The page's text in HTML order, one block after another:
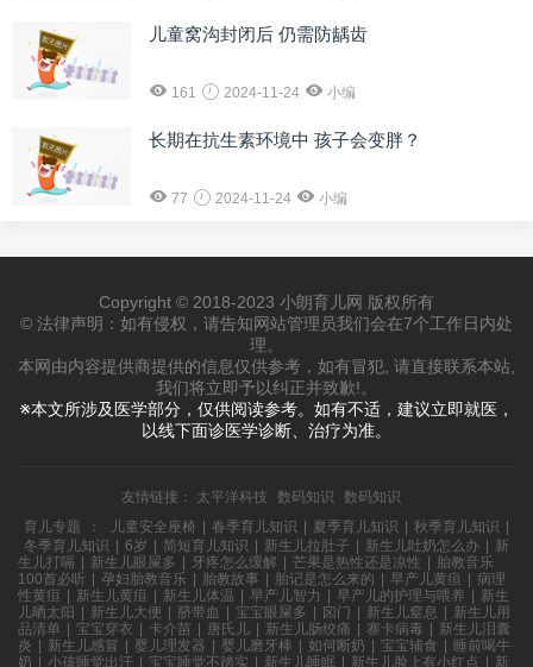
儿童窝沟封闭后 仍需防龋齿
161 2024-11-24 小编
长期在抗生素环境中 孩子会变胖？
77 2024-11-24 小编
Copyright © 2018-2023 小朗育儿网 版权所有
© 法律声明：如有侵权，请告知网站管理员我们会在7个工作日内处
理。
本网由内容提供商提供的信息仅供参考，如有冒犯, 请直接联系本站,
我们将立即予以纠正并致歉!。
※本文所涉及医学部分，仅供阅读参考。如有不适，建议立即就医，
以线下面诊医学诊断、治疗为准。
友情链接： 太平洋科技 数码知识
数码知识
育儿专题
： 儿童安全座椅 春季育儿知识 夏季育儿知识 秋季育儿知识
冬季育儿知识
6岁 简短育儿知识 新生儿拉肚子 新生儿吐奶怎么办
新
生儿打嗝
新生儿眼屎多 牙疼怎么缓解 芒果是热性还是凉性
胎教音乐
100首必听
孕妇胎教音乐 胎教故事 胎记是怎么来的 早产儿黄疸
病理
性黄疸
新生儿黄疸 新生儿体温 早产儿智力 早产儿的护理与喂养
新生
儿晒太阳
新生儿大便 脐带血 宝宝眼屎多 囟门 新生儿窒息
新生儿用
品清单
宝宝穿衣 卡介苗 唐氏儿 新生儿肠绞痛 寨卡病毒
新生儿泪囊
炎
新生儿感冒 婴儿理发器 婴儿磨牙棒 如何断奶 宝宝辅食
睡前喝牛
奶
小孩睡觉出汗 宝宝睡觉不踏实 新生儿睡眠 新生儿脸上有小红点 新